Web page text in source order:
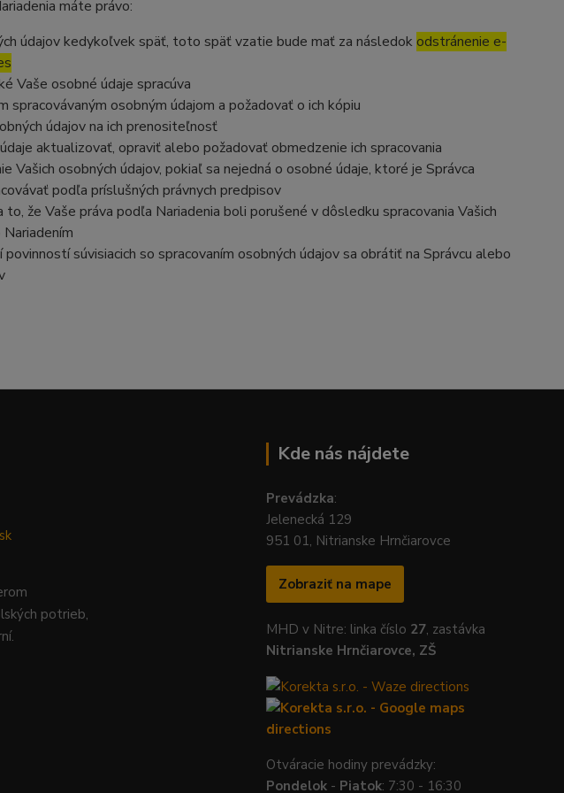
máte právo:
údajov kedykoľvek späť, toto späť vzatie bude mať za následok odstránenie e-
Vaše osobné údaje spracúva
spracovávaným osobným údajom a požadovať o ich kópiu
údajov na ich prenositeľnosť
aktualizovať, opraviť alebo požadovať obmedzenie ich spracovania
Vašich osobných údajov, pokiaľ sa nejedná o osobné údaje, ktoré je Správca
podľa príslušných právnych predpisov
to, že Vaše práva podľa Nariadenia boli porušené v dôsledku spracovania Vašich
súvisiacich so spracovaním osobných údajov sa obrátiť na Správcu alebo
potrieb,
Kde nás nájdete
Prevádzka:
Jelenecká 129
951 01, Nitrianske Hrnčiarovce
Zobraziť na mape
MHD v Nitre: linka číslo 27, zastávka
Nitrianske Hrnčiarovce, ZŠ
Otváracie hodiny prevádzky:
Pondelok - Piatok: 7:30 - 16:30